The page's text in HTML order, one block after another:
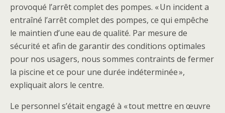
provoqué l’arrêt complet des pompes. « Un incident a
entraîné l’arrêt complet des pompes, ce qui empêche
le maintien d’une eau de qualité. Par mesure de
sécurité et afin de garantir des conditions optimales
pour nos usagers, nous sommes contraints de fermer
la piscine et ce pour une durée indéterminée »,
expliquait alors le centre.
Le personnel s’était engagé à « tout mettre en œuvre